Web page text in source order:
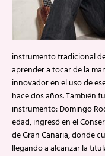
instrumento tradicional
aprender a tocar de la
innovador en el uso de
hace dos años. También
instrumento: Domingo
edad, ingresó en el
de Gran Canaria, donde
llegando a alcanzar la